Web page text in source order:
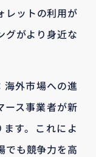
レットの利用が
グがより身近な
海外市場への進
ース事業者が新
す。これによ
でも競争力を高